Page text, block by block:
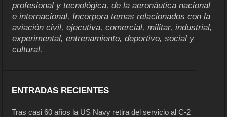
profesional y tecnológica, de la aeronáutica nacional
e internacional. Incorpora temas relacionados con la
aviación civil, ejecutiva, comercial, militar, industrial,
experimental, entrenamiento, deportivo, social y
cultural.
ENTRADAS RECIENTES
Tras casi 60 años la US Navy retira del servicio al C-2